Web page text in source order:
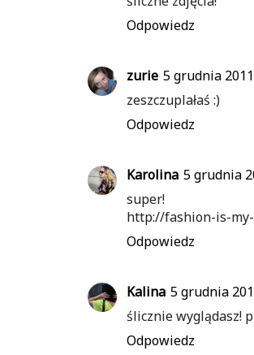
Odpowiedz
zurie 5 grudnia
zeszczuplałaś :)
Odpowiedz
Karolina 5 grudnia
super!
http://fashion-is-
Odpowiedz
Kalina 5 grudnia
ślicznie wyglądasz!
Odpowiedz